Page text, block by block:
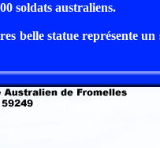
soldats australiens.
belle statue représente